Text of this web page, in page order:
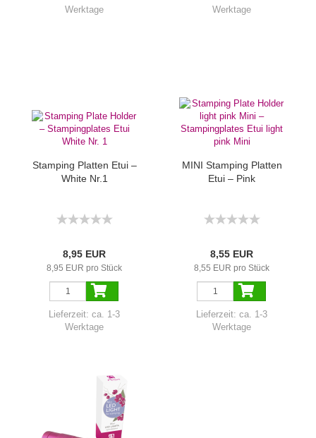
Werktage
Werktage
Stamping Platten Etui –
White Nr.1
8,95 EUR
8,95 EUR pro Stück
Lieferzeit: ca. 1-3
Werktage
MINI Stamping Platten
Etui – Pink
8,55 EUR
8,55 EUR pro Stück
Lieferzeit: ca. 1-3
Werktage